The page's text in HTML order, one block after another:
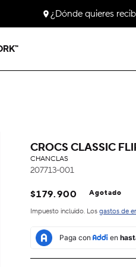
¿Dónde quieres
CROCS CLASSIC
CHANCLAS
207713-001
Precio
habitual
$179.900 Agotado
Impuesto incluido. Losgastos de